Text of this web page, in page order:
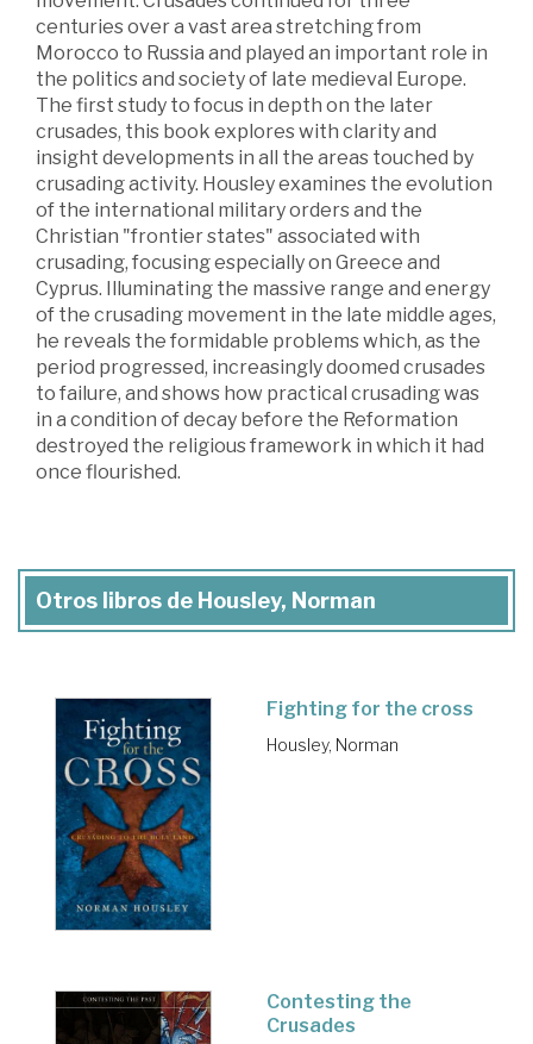
centuries over a vast area stretching from
Morocco to Russia and played an important role in
the politics and society of late medieval Europe.
The first study to focus in depth on the later
crusades, this book explores with clarity and
insight developments in all the areas touched by
crusading activity. Housley examines the evolution
of the international military orders and the
Christian "frontier states" associated with
crusading, focusing especially on Greece and
Cyprus. Illuminating the massive range and energy
of the crusading movement in the late middle ages,
he reveals the formidable problems which, as the
period progressed, increasingly doomed crusades
to failure, and shows how practical crusading was
in a condition of decay before the Reformation
destroyed the religious framework in which it had
once flourished.
Otros libros de Housley, Norman
Fighting for the cross
Housley, Norman
Contesting the
Crusades